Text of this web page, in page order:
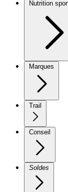
Nutrition
Marques
Trail
Conseil
Soldes